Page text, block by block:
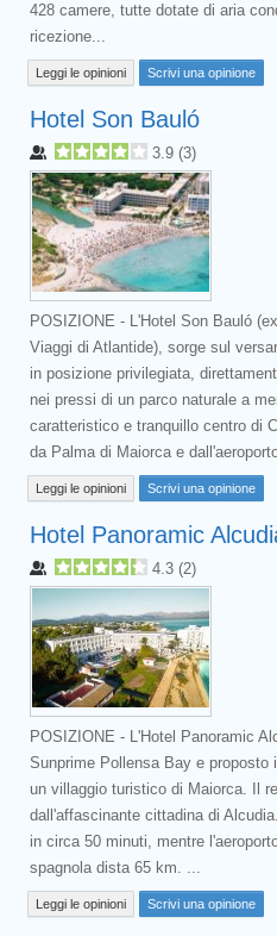
428 camere, tutte dotate di aria
ricezione...
Leggi le opinioni Scrivi una opinione
Hotel Son Bauló
3.9 (3)
POSIZIONE - L'Hotel Son Bauló
Viaggi di Atlantide), sorge sul
in posizione privilegiata,
nei pressi di un parco naturale a
caratteristico e tranquillo centro di
da Palma di Maiorca e
Leggi le opinioni Scrivi una opinione
Hotel Panoramic
4.3 (2)
POSIZIONE - L'Hotel Panoramic
Sunprime Pollensa Bay e
un villaggio turistico di Maiorca. Il
dall'affascinante cittadina di
in circa 50 minuti, mentre
spagnola dista 65 km. ...
Leggi le opinioni Scrivi una opinione